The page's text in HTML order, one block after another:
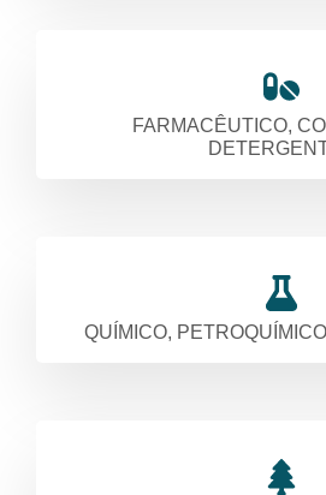
FARMACÊUTICO,
QUÍMICO,